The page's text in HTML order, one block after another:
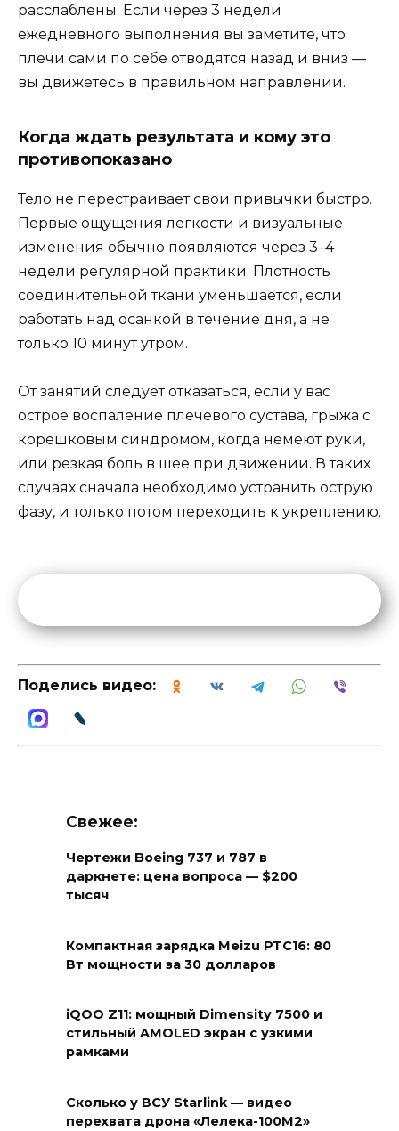
расслаблены. Если через 3 недели
ежедневного выполнения вы заметите, что
плечи сами по себе отводятся назад и вниз —
вы движетесь в правильном направлении.
Когда ждать результата и кому это
противопоказано
Тело не перестраивает свои привычки быстро.
Первые ощущения легкости и визуальные
изменения обычно появляются через 3–4
недели регулярной практики. Плотность
соединительной ткани уменьшается, если
работать над осанкой в течение дня, а не
только 10 минут утром.
От занятий следует отказаться, если у вас
острое воспаление плечевого сустава, грыжа с
корешковым синдромом, когда немеют руки,
или резкая боль в шее при движении. В таких
случаях сначала необходимо устранить острую
фазу, и только потом переходить к укреплению.
Поделись видео:
Свежее:
Чертежи Boeing 737 и 787 в
даркнете: цена вопроса — $200
тысяч
Компактная зарядка Meizu PTC16: 80
Вт мощности за 30 долларов
iQOO Z11: мощный Dimensity 7500 и
стильный AMOLED экран с узкими
рамками
Сколько у ВСУ Starlink — видео
перехвата дрона «Лелека-100М2»